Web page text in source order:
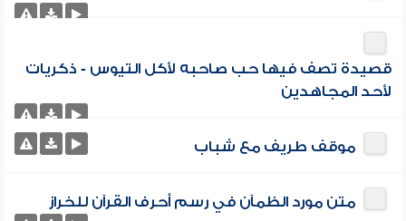
قصيدة تصف فيها حب صاحبه لأكل التيوس - ذكريات
لأحد المجاهدين
موقف طريف مع شباب
متن مورد الظمآن في رسم أحرف القرآن للخراز